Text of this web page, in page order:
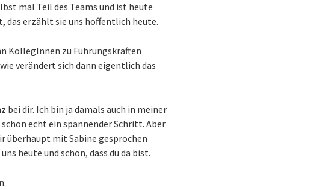
mal Teil des Teams und ist heute
das erzählt sie uns hoffentlich heute.
KollegInnen zu Führungskräften
verändert sich dann eigentlich das
bei dir. Ich bin ja damals auch in meiner
echt ein spannender Schritt. Aber
überhaupt mit Sabine gesprochen
heute und schön, dass du da bist.